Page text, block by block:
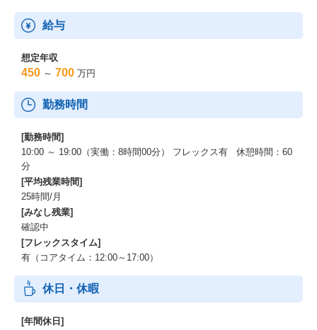
給与
想定年収
450 ～ 700 万円
勤務時間
[勤務時間]
10:00 ～ 19:00（実働：8時間00分） フレックス有 休憩時間：60
分
[平均残業時間]
25時間/月
[みなし残業]
確認中
[フレックスタイム]
有（コアタイム：12:00～17:00）
休日・休暇
[年間休日]